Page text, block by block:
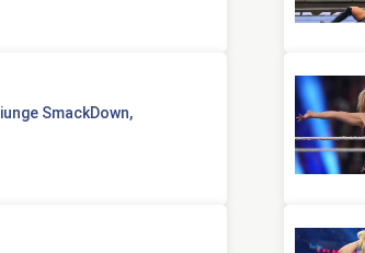
SmackDown,